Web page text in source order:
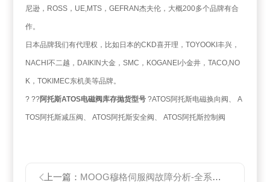
尼逊，ROSS，UE,MTS，GEFRAN杰夫伦，大概200多个品牌有合
作。
日本品牌我们有代理权，比如日本的CKD喜开理，TOYOOKI丰兴，
NACHI不二越，DAIKIN大金，SMC，KOGANEI小金井，TACO,NO
K，TOKIMEC东机美等品牌。
? ??阿托斯ATOS电磁阀库存抛货型号 ?ATOS阿托斯电磁换向阀、 A
TOS阿托斯减压阀、 ATOS阿托斯安全阀、 ATOS阿托斯控制阀
上一篇： MOOG穆格伺服阀故障分析-全系列可维修